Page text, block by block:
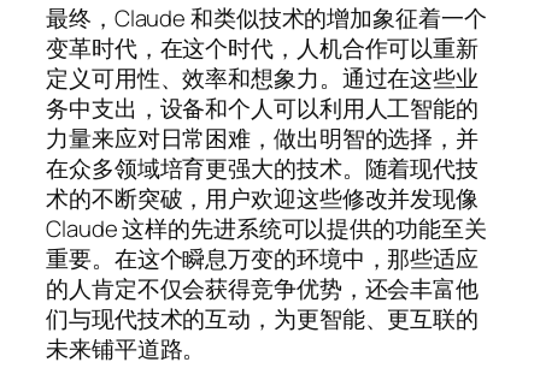
最终，Claude 和类似技术的增加象征着一个
变革时代，在这个时代，人机合作可以重新
定义可用性、效率和想象力。通过在这些业
务中支出，设备和个人可以利用人工智能的
力量来应对日常困难，做出明智的选择，并
在众多领域培育更强大的技术。随着现代技
术的不断突破，用户欢迎这些修改并发现像
Claude 这样的先进系统可以提供的功能至关
重要。在这个瞬息万变的环境中，那些适应
的人肯定不仅会获得竞争优势，还会丰富他
们与现代技术的互动，为更智能、更互联的
未来铺平道路。